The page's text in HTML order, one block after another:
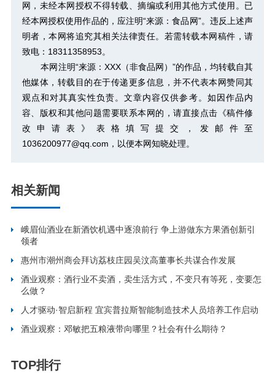
网，未经本网授权不得转载、摘编或利用其他方式使用。已
经本网授权使用作品的，应注明“来源：食品网”。违反上述声
明者，本网将追究其相关法律责任。若需转载本网稿件，请
致电：18311358953。
本网注明“来源：XXX（非食品网）”的作品，均转载自其
他媒体，转载目的在于传递更多信息，并不代表本网赞同其
观点和对其真实性负责。文章内容仅供参考。如因作品内
容、版权和其他问题需要联系本网的，请直接点击 《稿件修
改申请表》 表格填写提交，发邮件至
1036200977@qq.com，以便本网知晓处理。
相关新闻
峨眉仙酒业在新酒饮机遇中逐浪前行 争上游做东方果酒创新引
领者
惠州市潮州商会拜访荔枝庄园吴汶高董事长共谋合作发展
酒业观察：酒行业不卖酒，卖生活方式，不变只有等死，变要怎
么做？
人才驱动·智启新程 宜宾普拉斯智能制造技术人员培养工作启动
酒业观察：邓敏把五粮液带向哪里？社会有什么期待？
TOP排行